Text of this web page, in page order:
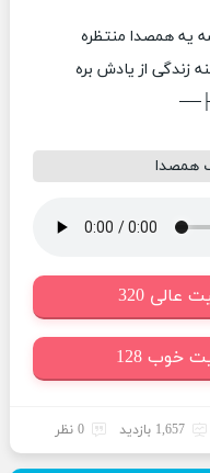
یه همصدا منتظره
زندگی از یادش بره
همصدا
عالی 320
خوب 128
1,657 بازدید 0 نظر